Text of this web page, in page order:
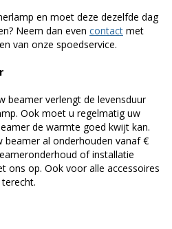
en moet deze dezelfde dag
Neem dan even contact met
van onze spoedservice.
beamer verlengt de levensduur
Ook moet u regelmatig uw
de warmte goed kwijt kan.
beamer al onderhouden vanaf €
of installatie
ons op. Ook voor alle accessoires